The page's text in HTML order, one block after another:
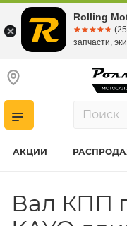
АКЦИИ
Вал КПП
Rolling
☆☆☆☆☆
★★★★★
запчасти,